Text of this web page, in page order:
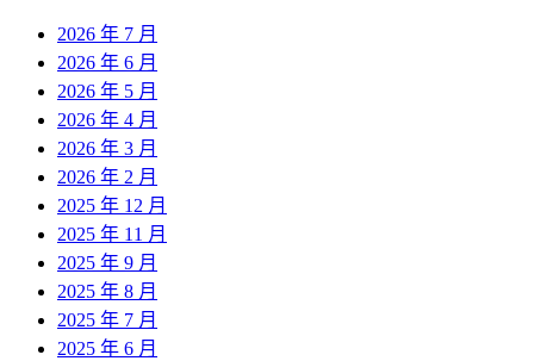
2026 年 7 月
2026 年 6 月
2026 年 5 月
2026 年 4 月
2026 年 3 月
2026 年 2 月
2025 年 12 月
2025 年 11 月
2025 年 9 月
2025 年 8 月
2025 年 7 月
2025 年 6 月